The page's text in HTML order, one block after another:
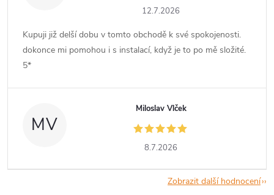
12.7.2026
Kupuji již delší dobu v tomto obchodě k své spokojenosti.
dokonce mi pomohou i s instalací, když je to po mě složité.
5*
MV
Miloslav Vlček
8.7.2026
Zobrazit další hodnocení